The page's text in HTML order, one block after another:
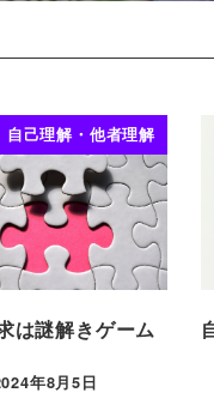
自己理解・他者理解
は謎解きゲーム
年8月5日